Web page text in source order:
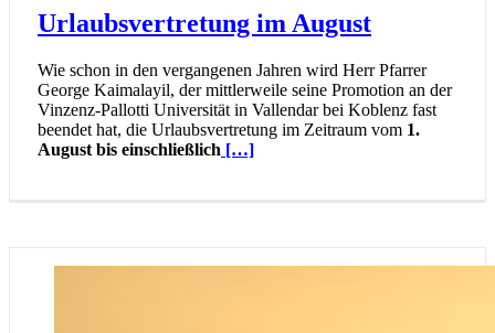
Urlaubsvertretung im August
Wie schon in den vergangenen Jahren wird Herr Pfarrer
George Kaimalayil, der mittlerweile seine Promotion an der
Vinzenz-Pallotti Universität in Vallendar bei Koblenz fast
beendet hat, die Urlaubsvertretung im Zeitraum vom 1.
August bis einschließlich […]